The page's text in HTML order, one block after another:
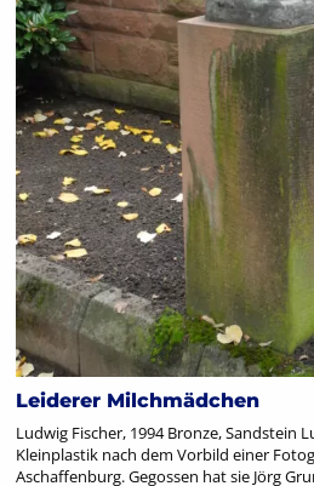
Leiderer Milchmädchen
Ludwig Fischer, 1994 Bronze, Sandstein
Kleinplastik nach dem Vorbild einer
Aschaffenburg. Gegossen hat sie Jörg